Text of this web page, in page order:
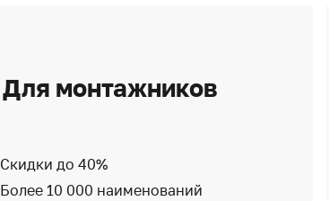
Для монтажников
Скидки до 40%
Более 10 000 наименований